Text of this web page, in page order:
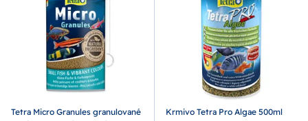
Tetra Micro Granules granulované
Krmivo Tetra Pro Algae 500ml